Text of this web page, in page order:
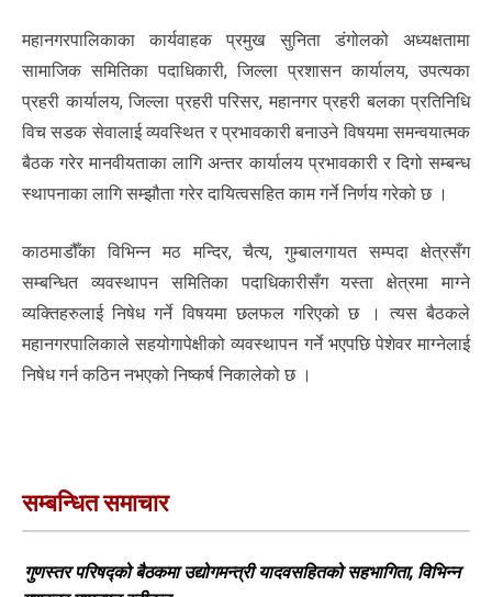
महानगरपालिकाका कार्यवाहक प्रमुख सुनिता डंगोलको अध्यक्षतामा
सामाजिक समितिका पदाधिकारी, जिल्ला प्रशासन कार्यालय, उपत्यका
प्रहरी कार्यालय, जिल्ला प्रहरी परिसर, महानगर प्रहरी बलका प्रतिनिधि
विच सडक सेवालाई व्यवस्थित र प्रभावकारी बनाउने विषयमा समन्वयात्मक
बैठक गरेर मानवीयताका लागि अन्तर कार्यालय प्रभावकारी र दिगो सम्बन्ध
स्थापनाका लागि सम्झौता गरेर दायित्वसहित काम गर्ने निर्णय गरेको छ ।
काठमाडौँका विभिन्न मठ मन्दिर, चैत्य, गुम्बालगायत सम्पदा क्षेत्रसँग
सम्बन्धित व्यवस्थापन समितिका पदाधिकारीसँग यस्ता क्षेत्रमा माग्ने
व्यक्तिहरुलाई निषेध गर्ने विषयमा छलफल गरिएको छ । त्यस बैठकले
महानगरपालिकाले सहयोगापेक्षीको व्यवस्थापन गर्ने भएपछि पेशेवर माग्नेलाई
निषेध गर्न कठिन नभएको निष्कर्ष निकालेको छ ।
सम्बन्धित समाचार
गुणस्तर परिषद्को बैठकमा उद्योगमन्त्री यादवसहितको सहभागिता, विभिन्न